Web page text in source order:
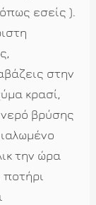
όπως εσείς ).
στην
κρασί,
βρύσης
την ώρα